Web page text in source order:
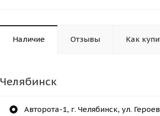
Наличие Отзывы Как
Челябинск
Авторота-1, г. Челябинск, ул.